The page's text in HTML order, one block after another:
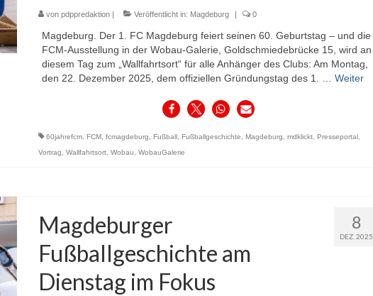
von pdppredaktion| Veröffentlicht in: Magdeburg | 0
Magdeburg. Der 1. FC Magdeburg feiert seinen 60. Geburtstag – und die
FCM-Ausstellung in der Wobau-Galerie, Goldschmiedebrücke 15, wird an
diesem Tag zum „Wallfahrtsort“ für alle Anhänger des Clubs: Am Montag,
den 22. Dezember 2025, dem offiziellen Gründungstag des 1. … Weiter
60jahrefcm, FCM, fcmagdeburg Fußball, Fußballgeschichte Magdeburg mdklickt, Presseportal,
Vortrag
Wallfahrtsort, Wobau WobauGalerie
8
DEZ. 2025
Magdeburger
Fußballgeschichte am
Dienstag im Fokus